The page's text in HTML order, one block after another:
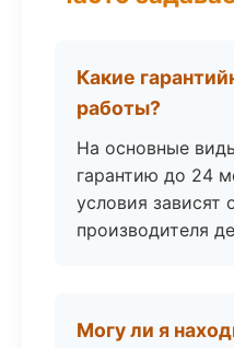
Какие
работы?
На основные
гарантию до 24
условия зависят
производителя
Могу ли я